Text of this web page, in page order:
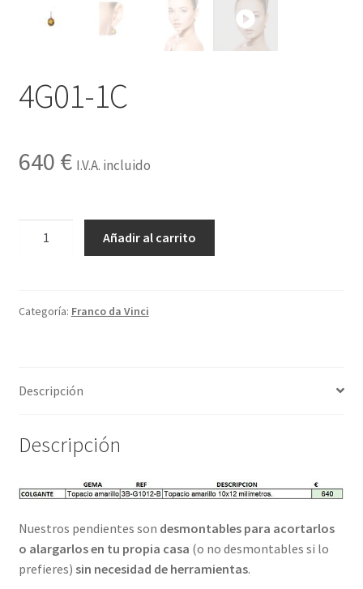
4G01-1C
640 € I.V.A. incluido
Añadir al carrito
Categoría: Franco da Vinci
Descripción
Descripción
Nuestros pendientes son desmontables para acortarlos
o alargarlos en tu propia casa (o no desmontables si lo
prefieres) sin necesidad de herramientas.